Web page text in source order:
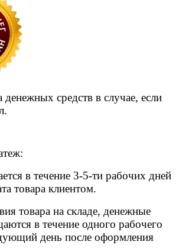
денежных средств в случае, если
в течение 3-5-ти рабочих дней
товара клиентом.
товара на складе, денежные
в течение одного рабочего
день после оформления